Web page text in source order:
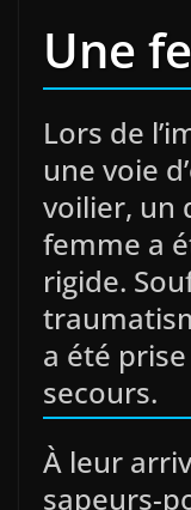
Une
Lors de
une voie
voilier, un
femme a
rigide.
a été
secours.
À leur
sapeurs-